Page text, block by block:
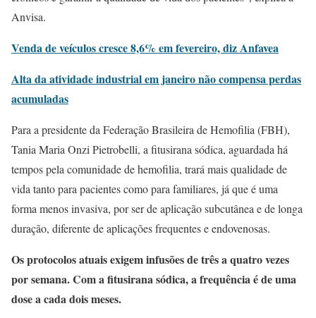
Anvisa.
Venda de veículos cresce 8,6% em fevereiro, diz Anfavea
Alta da atividade industrial em janeiro não compensa perdas
acumuladas
Para a presidente da Federação Brasileira de Hemofilia (FBH),
Tania Maria Onzi Pietrobelli, a fitusirana sódica, aguardada há
tempos pela comunidade de hemofilia, trará mais qualidade de
vida tanto para pacientes como para familiares, já que é uma
forma menos invasiva, por ser de aplicação subcutânea e de longa
duração, diferente de aplicações frequentes e endovenosas.
Os protocolos atuais exigem infusões de três a quatro vezes
por semana. Com a fitusirana sódica, a frequência é de uma
dose a cada dois meses.